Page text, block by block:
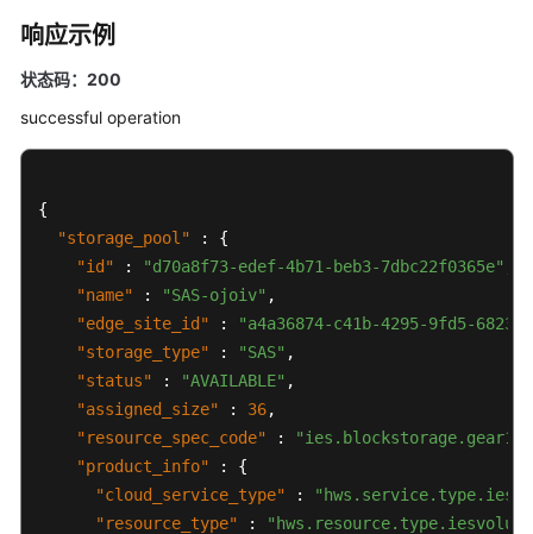
响应示例
状态码：200
successful operation
{
"storage_pool"
:
{
"id"
: "d70a8f73-edef-4b71-beb3-7dbc22f0365e"
"name"
: "SAS-ojoiv" ,
"edge_site_id"
:
"a4a36874-c41b-4295-9fd5-
"storage_type"
: "SAS" ,
"status"
: "AVAILABLE" ,
"assigned_size"
: 36,
"resource_spec_code"
: "ies.blockstorage.gear1"
"product_info"
:
{
"cloud_service_type"
: "hws.service.type.ies"
"resource_type"
: